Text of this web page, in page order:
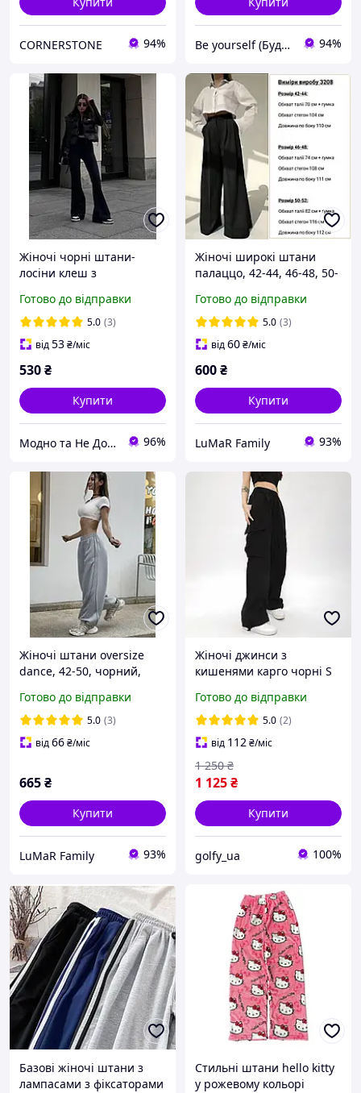
CORNERSTONE 94% Be yourself (Будь собою) 94%
Жіночі чорні штани-
лосіни клеш з
42/44,44/46
Готово до відправки
5.0 (3)
від53₴/міс
530₴
Купити
Модно та Не Дорого 96%
Жіночі широкі штани
палаццо, 42-44, 46-48, 50-
Готово до відправки
5.0 (3)
від60₴/міс
600₴
Купити
LuMaR Family 93%
Жіночі штани oversize
dance, 42-50, чорний,
двуніт.
Готово до відправки
5.0 (3)
від66₴/міс
665₴
Купити
LuMaR Family 93%
Жіночі джинси з
кишенями карго чорні S
Готово до відправки
5.0 (2)
від 112₴/міс
1 125₴
1 250 ₴
Купити
golfy_ua 100%
Базові жіночі штани з
лампасами з фіксаторами
Стильні штани hello kitty
у рожевому кольорі